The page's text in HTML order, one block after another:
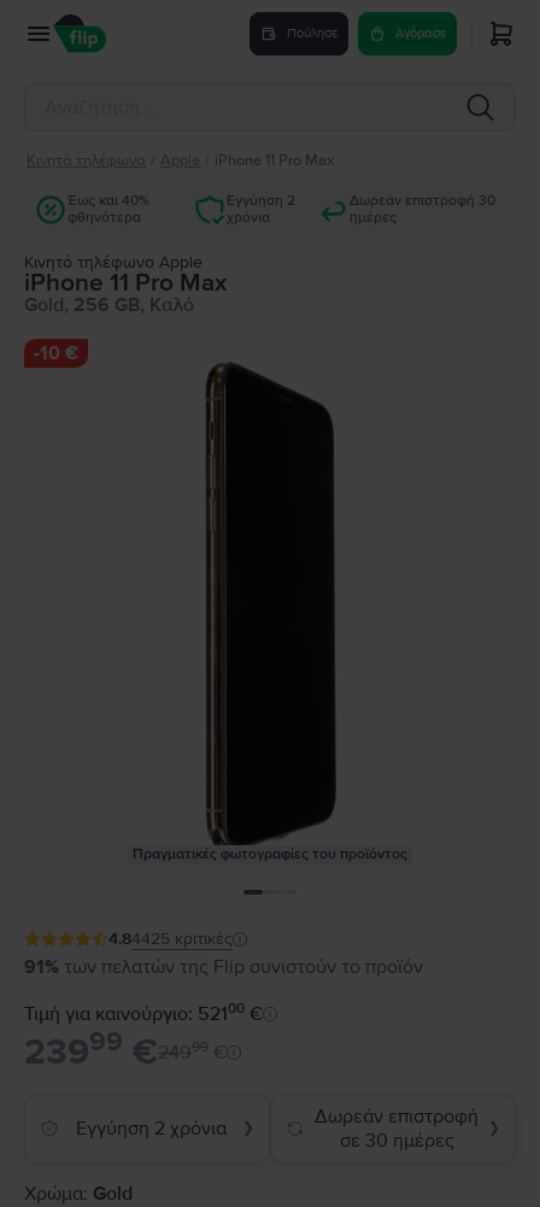
Πούλησε Αγόρασε
Κινητά τηλέφωνα Apple iPhone 11 Pro Max
Έως και 40%
φθηνότερα
Εγγύηση 2
χρόνια
Δωρεάν επιστροφή 30
ημέρες
Κινητό τηλέφωνο Apple
iPhone 11 Pro Max
Gold, 256 GB, Καλό
-10 €
Πραγματικές φωτογραφίες του προϊόντος
4.84425 κριτικές
91% των πελατών της Flip συνιστούν το προϊόν
Τιμή για καινούργιο: 52100 €
23999 €24999 €
Εγγύηση 2 χρόνια ❯
Δωρεάν επιστροφή
σε 30 ημέρες
❯
Χρώμα: Gold